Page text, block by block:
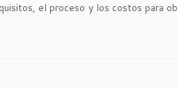
el proceso y los costos para